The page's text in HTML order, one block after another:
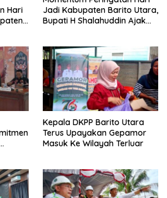
Hari
Jadi Kabupaten Barito Utara,
Bupati H Shalahuddin Ajak
Daerah
Kepala DKPP Barito Utara
Terus Upayakan Gepamor
Masuk Ke Wilayah Terluar